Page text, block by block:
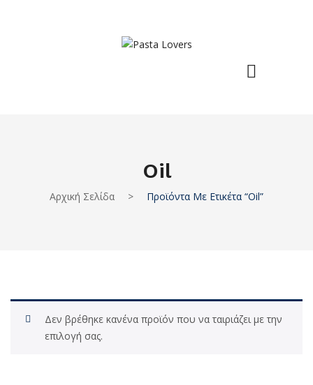
Oil
Αρχική Σελίδα > Προϊόντα Με Ετικέτα “oil”
Δεν βρέθηκε κανένα προϊόν που να ταιριάζει με την
επιλογή σας.